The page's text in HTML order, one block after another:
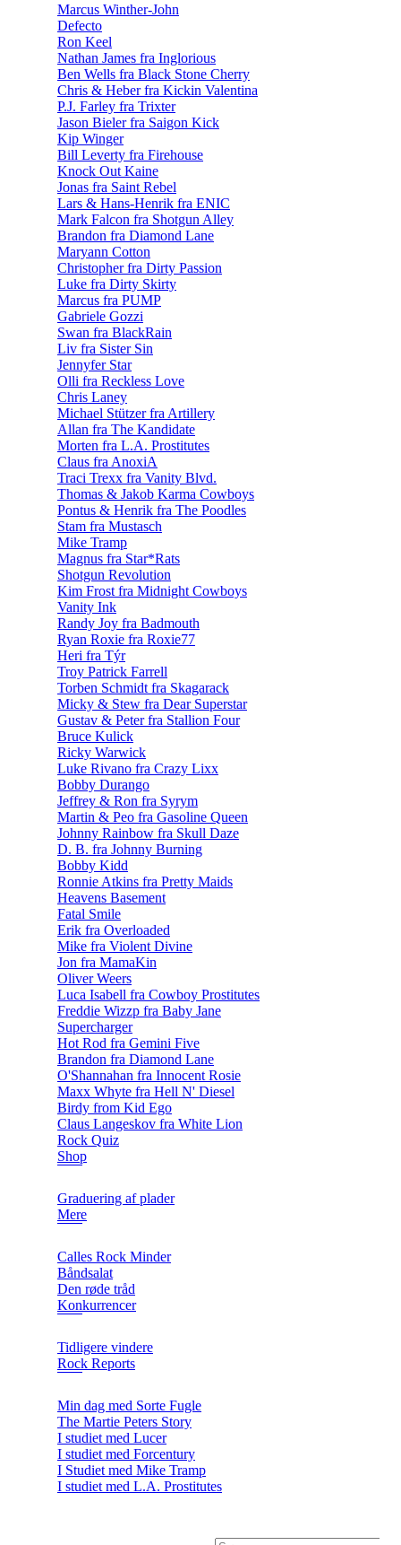
Marcus Winther-John
Defecto
Ron Keel
Nathan James fra Inglorious
Ben Wells fra Black Stone Cherry
Chris & Heber fra Kickin Valentina
P.J. Farley fra Trixter
Jason Bieler fra Saigon Kick
Kip Winger
Bill Leverty fra Firehouse
Knock Out Kaine
Jonas fra Saint Rebel
Lars & Hans-Henrik fra ENIC
Mark Falcon fra Shotgun Alley
Brandon fra Diamond Lane
Maryann Cotton
Christopher fra Dirty Passion
Luke fra Dirty Skirty
Marcus fra PUMP
Gabriele Gozzi
Swan fra BlackRain
Liv fra Sister Sin
Jennyfer Star
Olli fra Reckless Love
Chris Laney
Michael Stützer fra Artillery
Allan fra The Kandidate
Morten fra L.A. Prostitutes
Claus fra AnoxiA
Traci Trexx fra Vanity Blvd.
Thomas & Jakob Karma Cowboys
Pontus & Henrik fra The Poodles
Stam fra Mustasch
Mike Tramp
Magnus fra Star*Rats
Shotgun Revolution
Kim Frost fra Midnight Cowboys
Vanity Ink
Randy Joy fra Badmouth
Ryan Roxie fra Roxie77
Heri fra Týr
Troy Patrick Farrell
Torben Schmidt fra Skagarack
Micky & Stew fra Dear Superstar
Gustav & Peter fra Stallion Four
Bruce Kulick
Ricky Warwick
Luke Rivano fra Crazy Lixx
Bobby Durango
Jeffrey & Ron fra Syrym
Martin & Peo fra Gasoline Queen
Johnny Rainbow fra Skull Daze
D. B. fra Johnny Burning
Bobby Kidd
Ronnie Atkins fra Pretty Maids
Heavens Basement
Fatal Smile
Erik fra Overloaded
Mike fra Violent Divine
Jon fra MamaKin
Oliver Weers
Luca Isabell fra Cowboy Prostitutes
Freddie Wizzp fra Baby Jane
Supercharger
Hot Rod fra Gemini Five
Brandon fra Diamond Lane
O'Shannahan fra Innocent Rosie
Maxx Whyte fra Hell N' Diesel
Birdy from Kid Ego
Claus Langeskov fra White Lion
Rock Quiz
Shop
Graduering af plader
Mere
Calles Rock Minder
Båndsalat
Den røde tråd
Konkurrencer
Tidligere vindere
Rock Reports
Min dag med Sorte Fugle
The Martie Peters Story
I studiet med Lucer
I studiet med Forcentury
I Studiet med Mike Tramp
I studiet med L.A. Prostitutes